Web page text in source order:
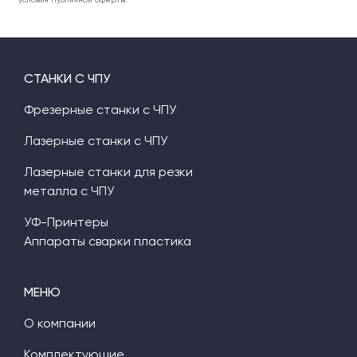
МЕНЮ
О компании
СТАНКИ С ЧПУ
Фрезерные станки с ЧПУ
Лазерные станки с ЧПУ
Лазерные станки для резки
металла с ЧПУ
УФ-Принтеры
Аппараты сварки пластика